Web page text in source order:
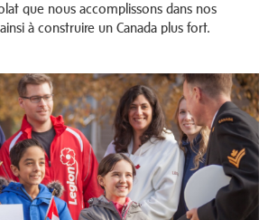
que nous accomplissons dans nos
à construire un Canada plus fort.